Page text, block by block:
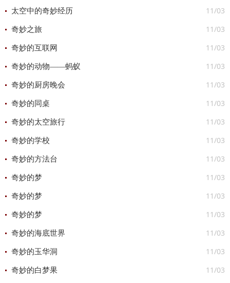
11/03
太空中的奇妙经历
11/03
奇妙之旅
11/03
奇妙的互联网
11/03
奇妙的动物——蚂蚁
11/03
奇妙的厨房晚会
11/03
奇妙的同桌
11/03
奇妙的太空旅行
11/03
奇妙的学校
11/03
奇妙的方法台
11/03
奇妙的梦
11/03
奇妙的梦
11/03
奇妙的梦
11/03
奇妙的海底世界
11/03
奇妙的玉华洞
11/03
奇妙的白梦果